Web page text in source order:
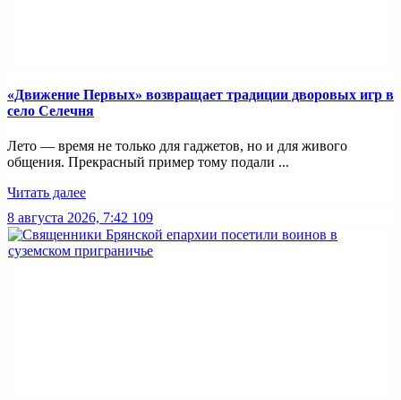
«Движение Первых» возвращает традиции дворовых игр в
село Селечня
Лето — время не только для гаджетов, но и для живого
общения. Прекрасный пример тому подали ...
Читать далее
8 августа 2026, 7:42 109